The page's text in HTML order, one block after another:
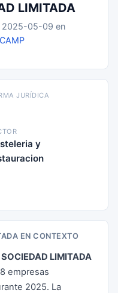
LIMITADA
2025-05-09 en
JURÍDICA
y
EN CONTEXTO
LIMITADA
empresas
2025. La